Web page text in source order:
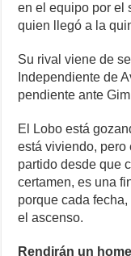
en el equipo por el
quien llegó a la
Su rival viene de
Independiente de
pendiente ante
El Lobo está
está viviendo, pero
partido desde que
certamen, es una
porque cada
el ascenso.
Rendirán un